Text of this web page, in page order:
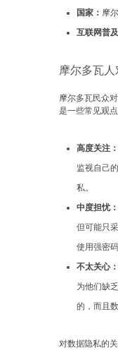
国家： 摩
互联网普
摩尔多瓦
摩尔多瓦民众
是一些常见观点
高度关注：
监视自己
私。
中度担忧：
但可能只
使用强密
不太关心：
为他们缺
的，而且
对数据隐私的